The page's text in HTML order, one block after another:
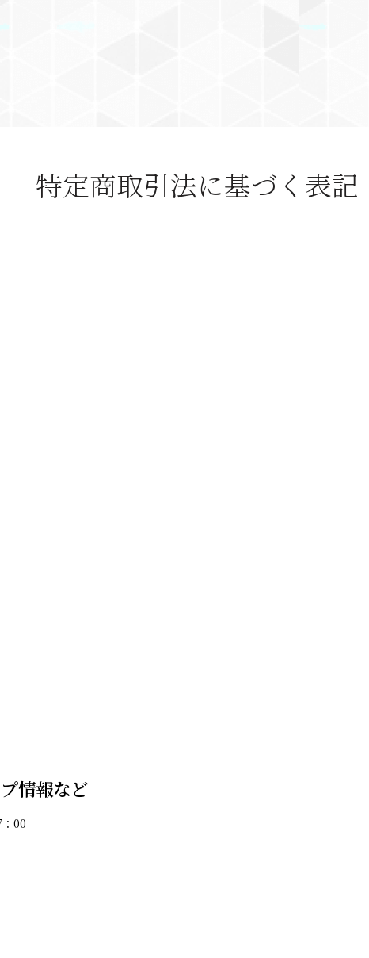
特定商取引法に基づく表記
情報など
00